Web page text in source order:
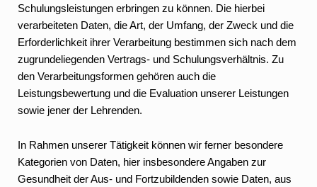
Schulungsleistungen erbringen zu können. Die hierbei
verarbeiteten Daten, die Art, der Umfang, der Zweck und die
Erforderlichkeit ihrer Verarbeitung bestimmen sich nach dem
zugrundeliegenden Vertrags- und Schulungsverhältnis. Zu
den Verarbeitungsformen gehören auch die
Leistungsbewertung und die Evaluation unserer Leistungen
sowie jener der Lehrenden.
In Rahmen unserer Tätigkeit können wir ferner besondere
Kategorien von Daten, hier insbesondere Angaben zur
Gesundheit der Aus- und Fortzubildenden sowie Daten, aus